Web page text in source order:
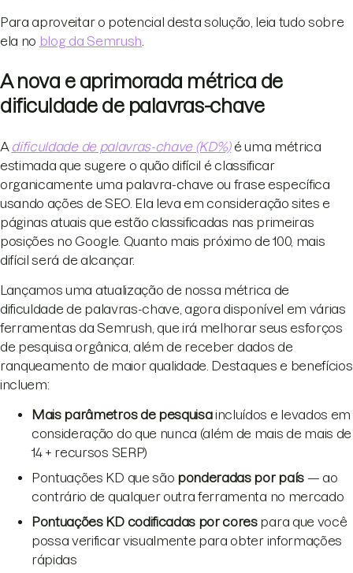
Para aproveitar o potencial desta solução, leia tudo sobre
ela no blog da Semrush
A nova e aprimorada métrica de
dificuldade de palavras-chave
A dificuldade de palavras-chave (KD%)é uma métrica
estimada que sugere o quão difícil é classificar
organicamente uma palavra-chave ou frase específica
usando ações de SEO. Ela leva em consideração sites e
páginas atuais que estão classificadas nas primeiras
posições no Google. Quanto mais próximo de 100, mais
difícil será de alcançar.
Lançamos uma atualização de nossa métrica de
dificuldade de palavras-chave, agora disponível em várias
ferramentas da Semrush, que irá melhorar seus esforços
de pesquisa orgânica, além de receber dados de
ranqueamento de maior qualidade. Destaques e benefícios
incluem:
Mais parâmetros de pesquisaincluídos e levados em
consideração do que nunca (além de mais de mais de
14 + recursos SERP)
Pontuações KD que são ponderadas por país— ao
contrário de qualquer outra ferramenta no mercado
Pontuações KD codificadas por corespara que você
possa verificar visualmente para obter informações
rápidas